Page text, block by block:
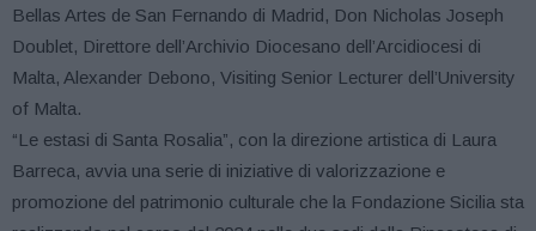
Bellas Artes de San Fernando di Madrid, Don Nicholas Joseph
Doublet, Direttore dell’Archivio Diocesano dell’Arcidiocesi di
Malta, Alexander Debono, Visiting Senior Lecturer dell’University
of Malta.
“Le estasi di Santa Rosalia”, con la direzione artistica di Laura
Barreca, avvia una serie di iniziative di valorizzazione e
promozione del patrimonio culturale che la Fondazione Sicilia sta